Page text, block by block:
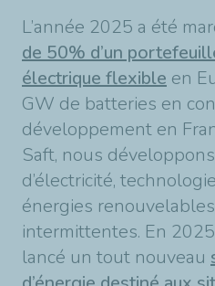
L’année 2025 a été
de 50% d’un
électrique flexible en
GW de batteries en
développement en
Saft, nous
d’électricité,
énergies
intermittentes. En
lancé un tout nouveau